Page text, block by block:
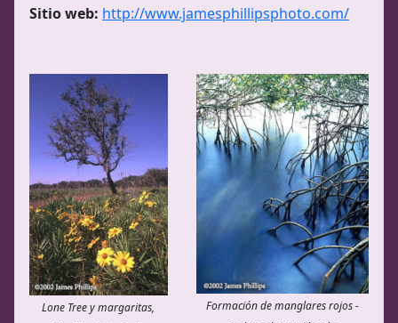
Sitio web: http://www.jamesphillipsphoto.com/
Lone Tree y margaritas,
Formación de manglares rojos -